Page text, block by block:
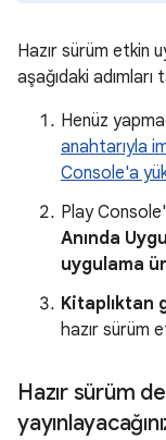
Hazır sürüm etkin
aşağıdaki adımları
Henüz
anahtarıyla
Console'a
Play
Anında
uygulama
Kitaplıktan
hazır sürüm
Hazır sürüm